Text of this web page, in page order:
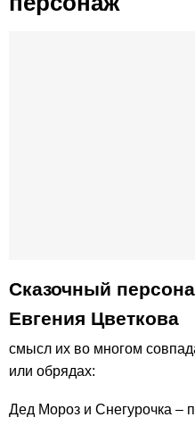
Сказочный
Евгения Цветкова
смысл их во многом
или обрядах:
Дед Мороз и Снегурочка –